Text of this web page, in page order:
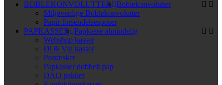
BOBLEKONVOLUTTER
Boblekonvolutter
Miljøvenlige Boblekonvolutter
Papir forsendelsesposer
PAPKASSER
Papkasse almindelig
Webshop kasser
Øl & Vin kasser
Postæsker
Papkasser dobbelt pap
DAO pakker